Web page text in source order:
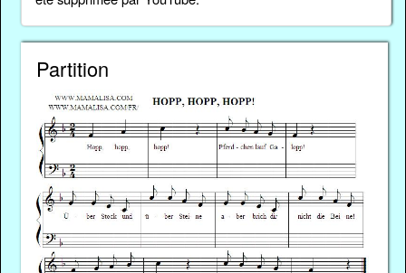
Partition